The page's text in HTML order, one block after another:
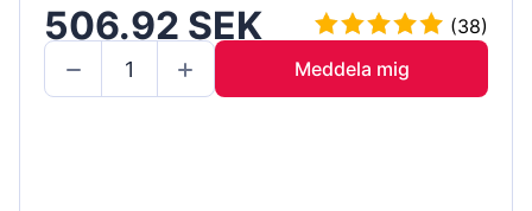
506.92 SEK
(38)
Meddela mig